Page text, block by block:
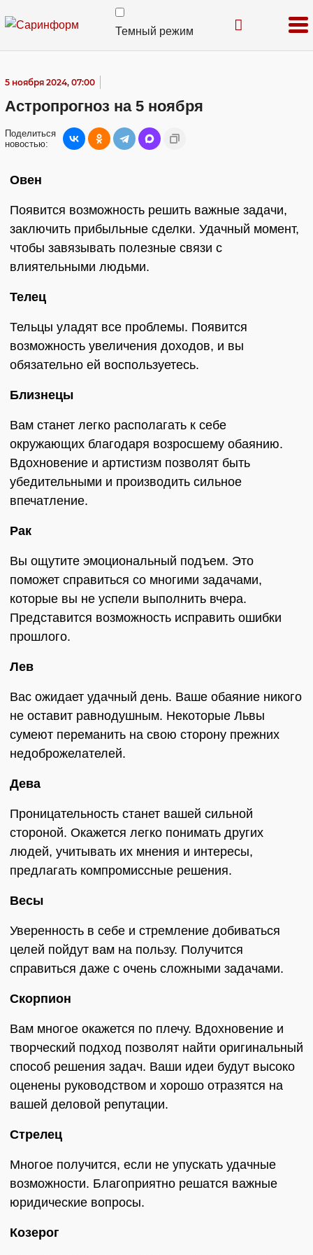
Темный режим
5 ноября 2024, 07:00
Астропрогноз на 5 ноября
Поделиться
новостью:
Овен
Появится возможность решить важные задачи,
заключить прибыльные сделки. Удачный момент,
чтобы завязывать полезные связи с
влиятельными людьми.
Телец
Тельцы уладят все проблемы. Появится
возможность увеличения доходов, и вы
обязательно ей воспользуетесь.
Близнецы
Вам станет легко располагать к себе
окружающих благодаря возросшему обаянию.
Вдохновение и артистизм позволят быть
убедительными и производить сильное
впечатление.
Рак
Вы ощутите эмоциональный подъем. Это
поможет справиться со многими задачами,
которые вы не успели выполнить вчера.
Представится возможность исправить ошибки
прошлого.
Лев
Вас ожидает удачный день. Ваше обаяние никого
не оставит равнодушным. Некоторые Львы
сумеют переманить на свою сторону прежних
недоброжелателей.
Дева
Проницательность станет вашей сильной
стороной. Окажется легко понимать других
людей, учитывать их мнения и интересы,
предлагать компромиссные решения.
Весы
Уверенность в себе и стремление добиваться
целей пойдут вам на пользу. Получится
справиться даже с очень сложными задачами.
Скорпион
Вам многое окажется по плечу. Вдохновение и
творческий подход позволят найти оригинальный
способ решения задач. Ваши идеи будут высоко
оценены руководством и хорошо отразятся на
вашей деловой репутации.
Стрелец
Многое получится, если не упускать удачные
возможности. Благоприятно решатся важные
юридические вопросы.
Козерог